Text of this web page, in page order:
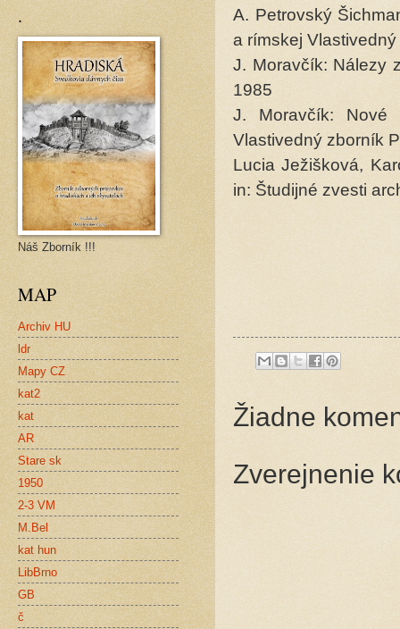
A. Petrovský
a rímskej
J. Moravčík: Nálezy
1985
J. Moravčík: Nové
Vlastivedný zborník
Lucia Ježišková,
in: Študijné zvesti
Žiadne
Zverejnenie
.
Náš Zborník !!!
MAP
Archiv HU
ldr
Mapy CZ
kat2
kat
AR
Stare sk
1950
2-3 VM
M.Bel
kat hun
LibBrno
GB
č